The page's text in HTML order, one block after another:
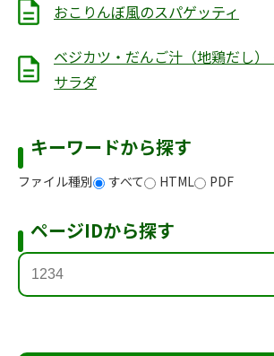
おこりんぼ風のスパゲッティ
ベジカツ・だんご汁（地鶏だし
サラダ
キーワードから探す
ファイル種別 すべて HTML PDF
ページIDから探す